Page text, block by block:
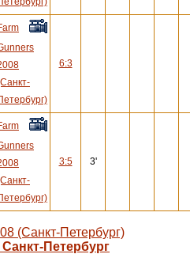
6:3
3:5 3'
(Санкт-Петербург)
Петербург